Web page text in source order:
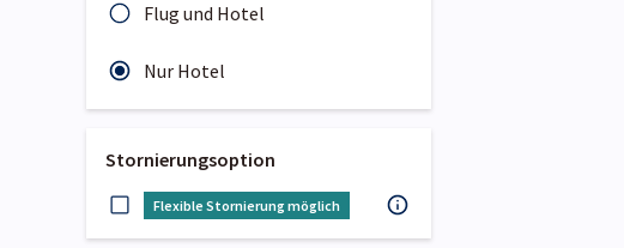
Flug und Hotel
Nur Hotel
Stornierungsoption
Flexible Stornierung möglich